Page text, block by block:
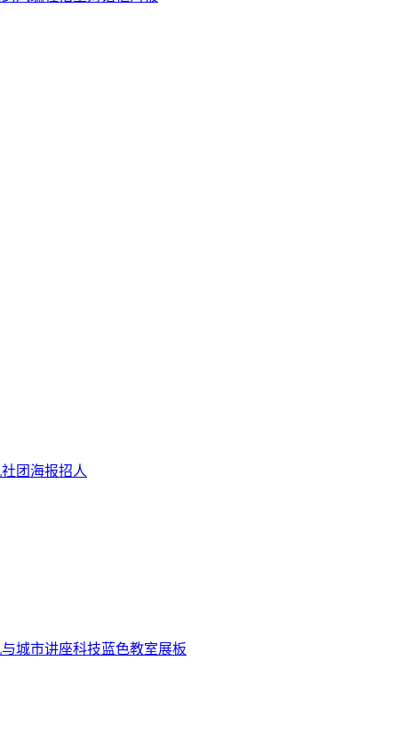
团海报招人
城市讲座科技蓝色教室展板